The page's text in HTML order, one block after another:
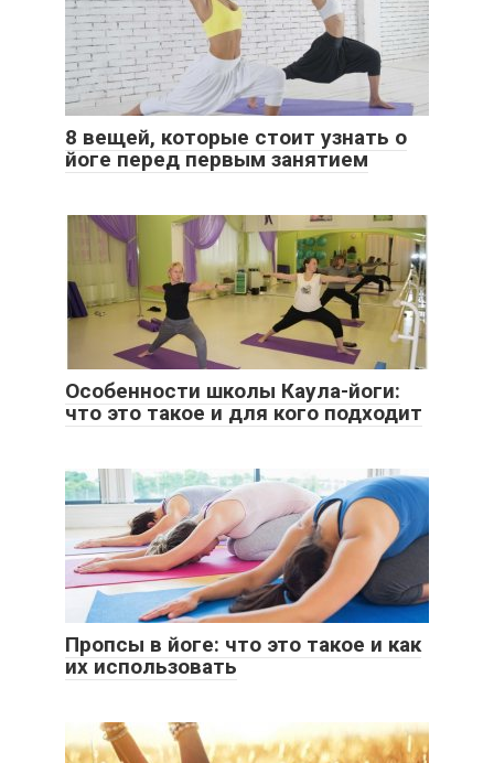
8 вещей, которые стоит узнать о
йоге перед первым занятием
Особенности школы Каула-йоги:
что это такое и для кого подходит
Пропсы в йоге: что это такое и как
их использовать